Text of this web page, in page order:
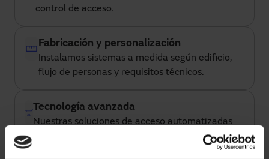
control de acceso.
Fabricación y personalización
Instalamos sistemas a medida según edificio,
flujo de personas y requisitos técnicos.
Tecnología avanzada
Nuestras soluciones de acceso automatizadas
integración con plataformas inteligentes de